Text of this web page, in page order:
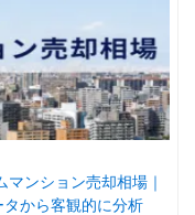
マンション売却相場｜
から客観的に分析